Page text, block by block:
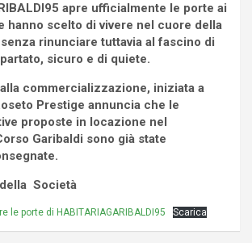
apre ufficialmente le porte ai
hanno scelto di vivere nel cuore della
rinunciare tuttavia al fascino di
sicuro e di quiete.
commercializzazione, iniziata a
Prestige annuncia che le
proposte in locazione nel
Garibaldi sono già state
Società
le porte di HABITARIAGARIBALDI95 Scarica